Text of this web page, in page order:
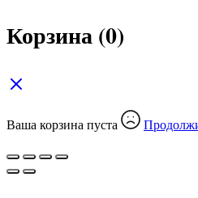
Корзина(0)
Ваша корзина пуста